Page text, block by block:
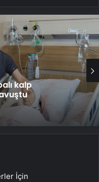
kalp
‘hareketsizlik’
yol açtığı
İçin